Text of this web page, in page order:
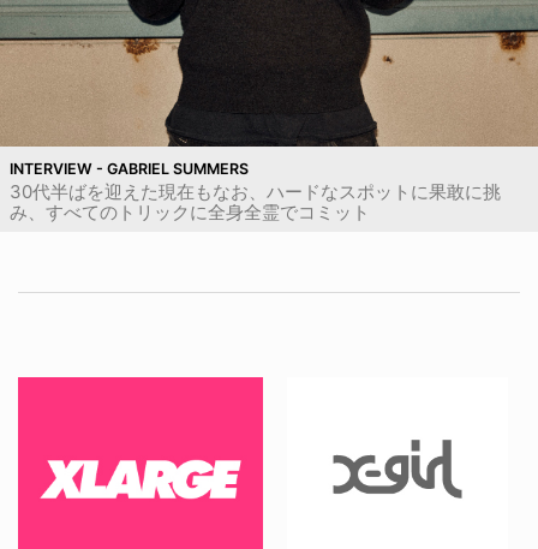
INTERVIEW - GABRIEL SUMMERS
30代半ばを迎えた現在もなお、ハードなスポットに果敢に挑
み、すべてのトリックに全身全霊でコミット